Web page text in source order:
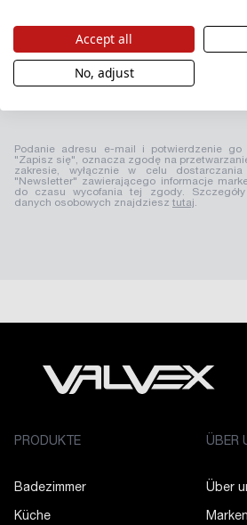
Podanie adresu e-mail i potwierdzenie go
"Zapisz się", oznacza zgodę na
zakresie, wyłącznie w celu dostarczania
"Newsletter" zawierającego informacje
do czasu wycofania tej zgody.
danych osobowych znajdziesz tutaj.
PRODUKTE
Badezimmer
Küche
ÜBER
Über
Accept all
No, adjust